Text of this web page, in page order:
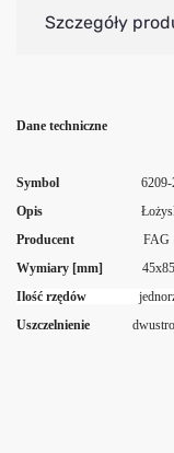
Szczegóły
Dane techniczne
Symbol
6209-
Opis
Łożysko
Producent FAG
Wymiary [mm]
Ilość rzędów
Uszczelnienie